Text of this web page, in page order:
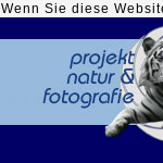
Wenn Sie diese